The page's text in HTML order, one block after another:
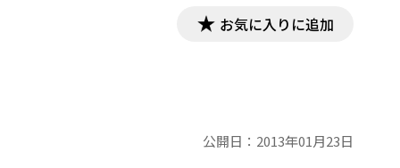
お気に入りに追加
公開日： 2013年01月23日